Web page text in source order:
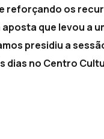
reforçando os
que levou a
presidiu a
no Centro